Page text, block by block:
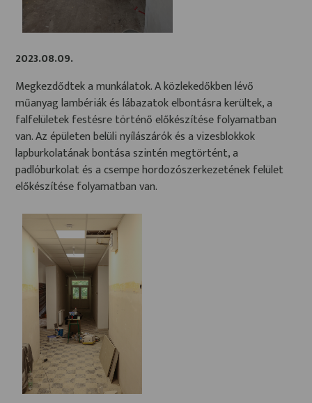
2023.08.09.
Megkezdődtek a munkálatok. A közlekedőkben lévő
műanyag lambériák és lábazatok elbontásra kerültek, a
falfelületek festésre történő előkészítése folyamatban
van. Az épületen belüli nyílászárók és a vizesblokkok
lapburkolatának bontása szintén megtörtént, a
padlóburkolat és a csempe hordozószerkezetének felület
előkészítése folyamatban van.